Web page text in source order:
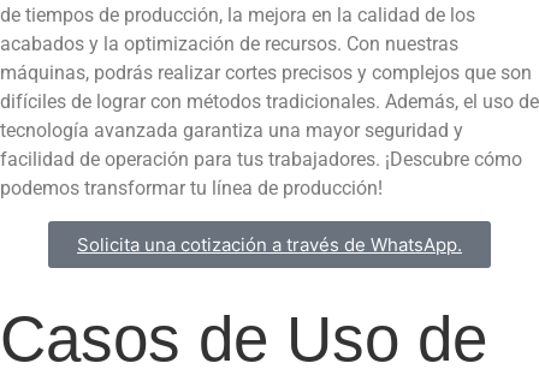
de tiempos de producción, la mejora en la calidad de los
acabados y la optimización de recursos. Con nuestras
máquinas, podrás realizar cortes precisos y complejos que son
difíciles de lograr con métodos tradicionales. Además, el uso de
tecnología avanzada garantiza una mayor seguridad y
facilidad de operación para tus trabajadores. ¡Descubre cómo
podemos transformar tu línea de producción!
Solicita una cotización a través de WhatsApp.
Casos de Uso de